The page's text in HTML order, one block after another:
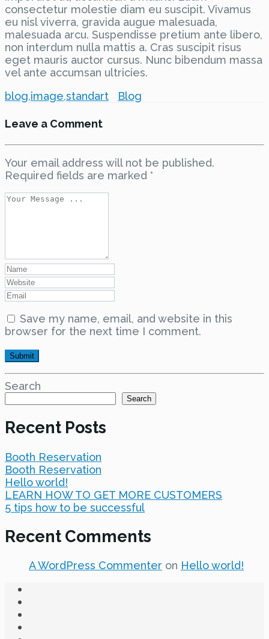
consectetur molestie diam eu suscipit. Vivamus
eu nisl viverra, gravida augue malesuada,
malesuada arcu. Suspendisse pretium ante libero,
non interdum nulla mattis a. Cras suscipit risus
eget mauris auctor cursus. Nunc bibendum massa
vel ante accumsan ultricies.
blog,image,standart Blog
Leave a Comment
Your email address will not be published.
Required fields are marked *
Save my name, email, and website in this
browser for the next time I comment.
Search
Search
Recent Posts
Booth Reservation
Booth Reservation
Hello world!
LEARN HOW TO GET MORE CUSTOMERS
5 tips how to be successful
Recent Comments
A WordPress Commenter on Hello world!